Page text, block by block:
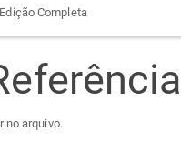
Edição Completa
no arquivo.